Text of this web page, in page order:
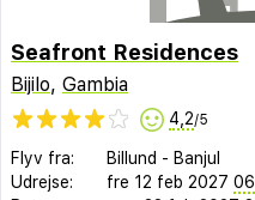
Seafront Residences
Bijilo, Gambia
4,2/5
Flyv fra: Billund - Banjul
Udrejse:
fre 12 feb 2027